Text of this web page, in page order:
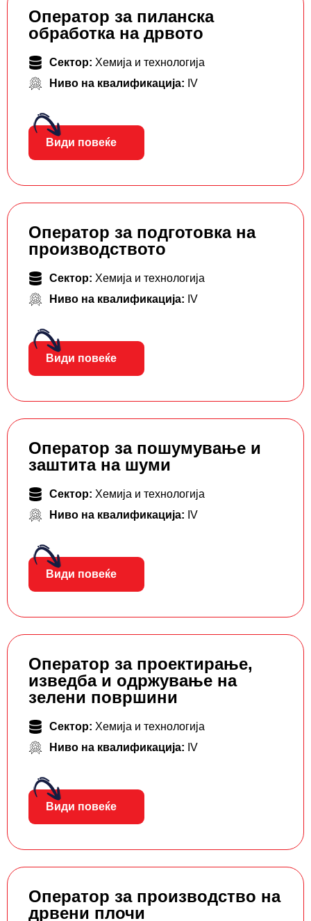
Оператор за пиланска
обработка на дрвото
Сектор: Хемија и технологија
Ниво на квалификација: IV
Види повеќе
Оператор за подготовка на
производството
Сектор: Хемија и технологија
Ниво на квалификација: IV
Види повеќе
Оператор за пошумување и
заштита на шуми
Сектор: Хемија и технологија
Ниво на квалификација: IV
Види повеќе
Оператор за проектирање,
изведба и одржување на
зелени површини
Сектор: Хемија и технологија
Ниво на квалификација: IV
Види повеќе
Оператор за производство на
дрвени плочи